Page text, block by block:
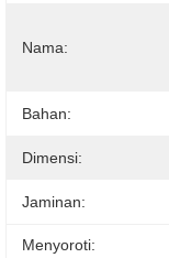
Nama:
Bahan:
Dimensi:
Jaminan:
Menyoroti: